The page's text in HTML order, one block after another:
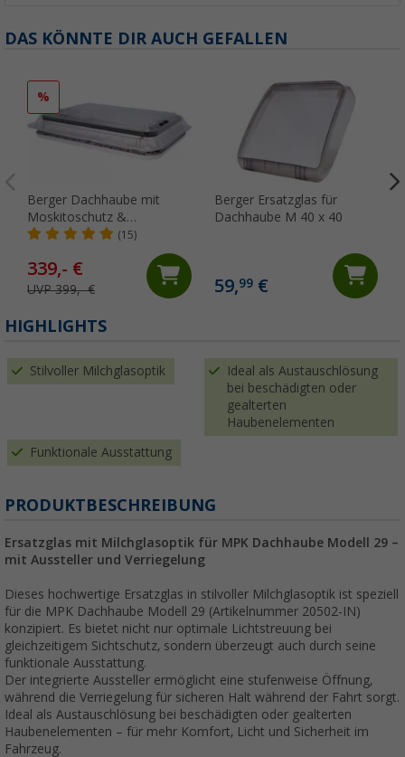
DAS KÖNNTE DIR AUCH GEFALLEN
%
Berger Dachhaube mit
Moskitoschutz &
Verdunkelungsrollo 70 x 50
cm Transparent mit LED
(15)
339,- €
UVP 399,- €
Berger Ersatzglas für
Dachhaube M 40 x 40
59,99€
HIGHLIGHTS
Stilvoller Milchglasoptik
Ideal als Austauschlösung
bei beschädigten oder
gealterten
Haubenelementen
Funktionale Ausstattung
PRODUKTBESCHREIBUNG
Ersatzglas mit Milchglasoptik für MPK Dachhaube Modell 29 –
mit Aussteller und Verriegelung
Dieses hochwertige Ersatzglas in stilvoller Milchglasoptik ist speziell
für die MPK Dachhaube Modell 29 (Artikelnummer 20502-IN)
konzipiert. Es bietet nicht nur optimale Lichtstreuung bei
gleichzeitigem Sichtschutz, sondern überzeugt auch durch seine
funktionale Ausstattung.
Der integrierte Aussteller ermöglicht eine stufenweise Öffnung,
während die Verriegelung für sicheren Halt während der Fahrt sorgt.
Ideal als Austauschlösung bei beschädigten oder gealterten
Haubenelementen – für mehr Komfort, Licht und Sicherheit im
Fahrzeug.